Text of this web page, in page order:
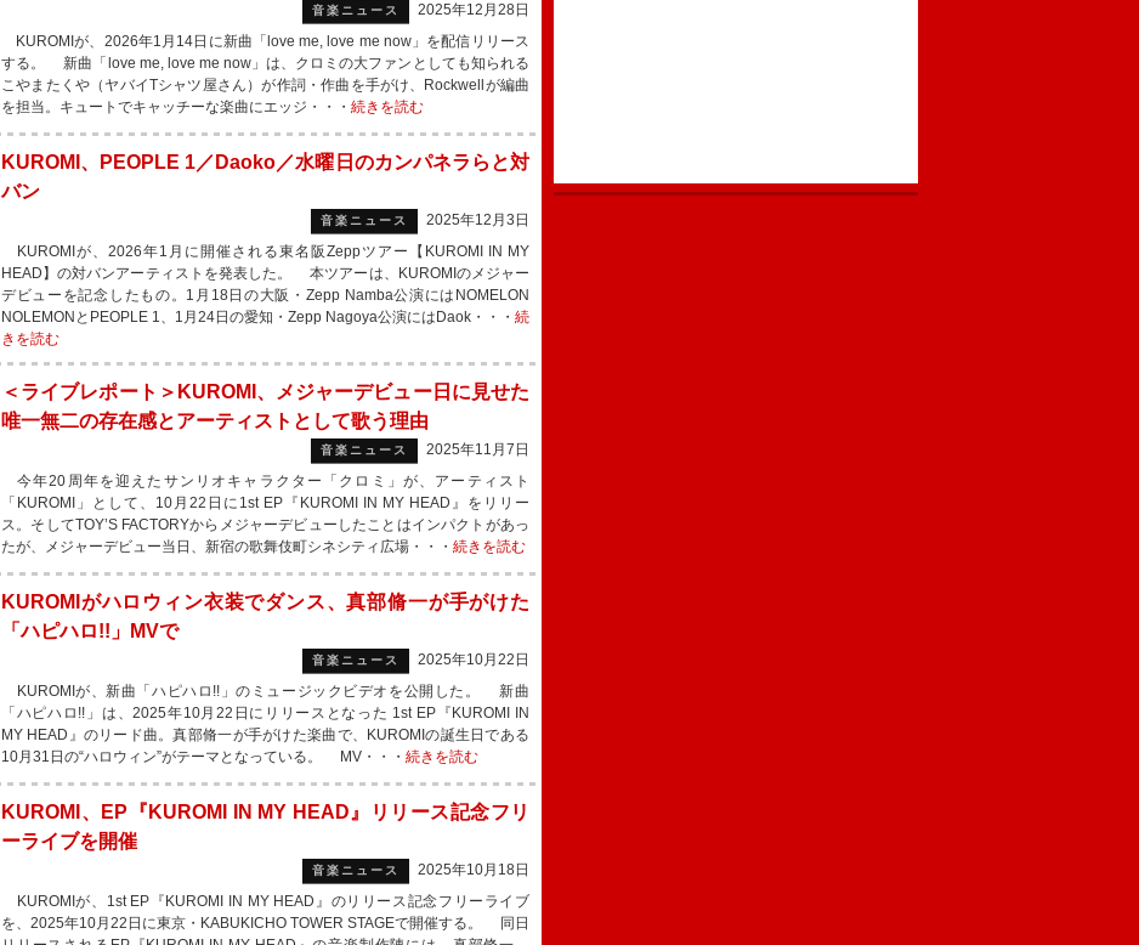
音楽ニュース
2025年12月28日
KUROMIが、2026年1月14日に新曲「love me, love me now」を配信リリース
する。 新曲「love me, love me now」は、クロミの大ファンとしても知られる
こやまたくや（ヤバイTシャツ屋さん）が作詞・作曲を手がけ、Rockwellが編曲
を担当。キュートでキャッチーな楽曲にエッジ・・・ 続きを読む
KUROMI、PEOPLE 1／Daoko／水曜日のカンパネラらと対
バン
音楽ニュース
2025年12月3日
KUROMIが、2026年1月に開催される東名阪Zeppツアー【KUROMI IN MY
HEAD】の対バンアーティストを発表した。 本ツアーは、KUROMIのメジャー
デビューを記念したもの。1月18日の大阪・Zepp Namba公演にはNOMELON
NOLEMONとPEOPLE 1、1月24日の愛知・Zepp Nagoya公演にはDaok・・・ 続
きを読む
＜ライブレポート＞KUROMI、メジャーデビュー日に見せた
唯一無二の存在感とアーティストとして歌う理由
音楽ニュース
2025年11月7日
今年20周年を迎えたサンリオキャラクター「クロミ」が、アーティスト
「KUROMI」として、10月22日に1st EP『KUROMI IN MY HEAD』をリリー
ス。そしてTOY’S FACTORYからメジャーデビューしたことはインパクトがあっ
たが、メジャーデビュー当日、新宿の歌舞伎町シネシティ広場・・・ 続きを読む
KUROMIがハロウィン衣装でダンス、真部脩一が手がけた
「ハピハロ!!」MVで
音楽ニュース
2025年10月22日
KUROMIが、新曲「ハピハロ!!」のミュージックビデオを公開した。 新曲
「ハピハロ!!」は、2025年10月22日にリリースとなった 1st EP『KUROMI IN
MY HEAD』のリード曲。真部脩一が手がけた楽曲で、KUROMIの誕生日である
10月31日の“ハロウィン”がテーマとなっている。 MV・・・ 続きを読む
KUROMI、EP『KUROMI IN MY HEAD』リリース記念フリ
ーライブを開催
音楽ニュース
2025年10月18日
KUROMIが、1st EP『KUROMI IN MY HEAD』のリリース記念フリーライブ
を、2025年10月22日に東京・KABUKICHO TOWER STAGEで開催する。 同日